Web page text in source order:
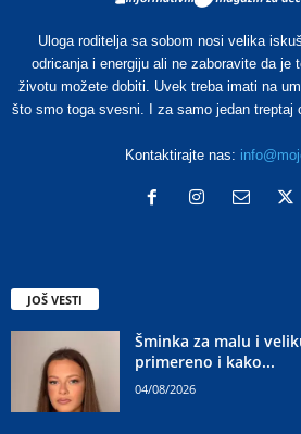
Uloga roditelja sa sobom nosi velika
odricanja i energiju ali ne zaboravite da je
životu možete dobiti. Uvek treba imati na
što smo toga svesni. I za samo jedan treptaj
Kontaktirajte nas:
JOŠ VESTI
Šminka za malu i
primereno i kako...
04/08/2026